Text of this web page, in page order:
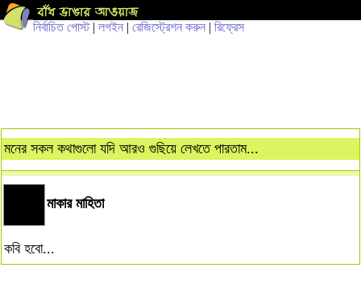
নির্বাচিত পোস্ট| লগইন | রেজিস্ট্রেশন করুন | রিফ্রেস
মনের সকল কথাগুলো যদি আরও গুছিয়ে লেখতে পারতাম...
মাকার মাহিতা
কবি হবো...